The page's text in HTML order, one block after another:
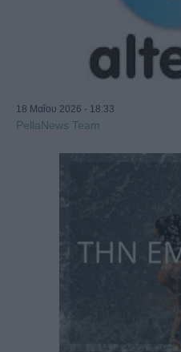
18 Μαΐου 2026 - 18:33
PellaNews Team